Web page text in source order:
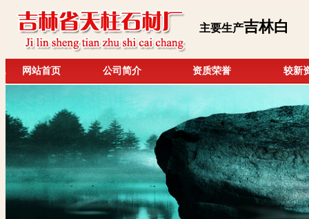
主要生产吉林白
网站首页 公司简介 资质荣誉 较新